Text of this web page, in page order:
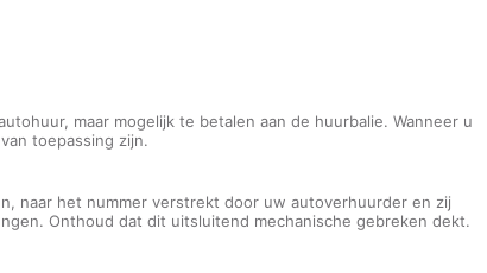
maar mogelijk te betalen aan de huurbalie. Wanneer u
toepassing zijn.
naar het nummer verstrekt door uw autoverhuurder en zij
Onthoud dat dit uitsluitend mechanische gebreken dekt.